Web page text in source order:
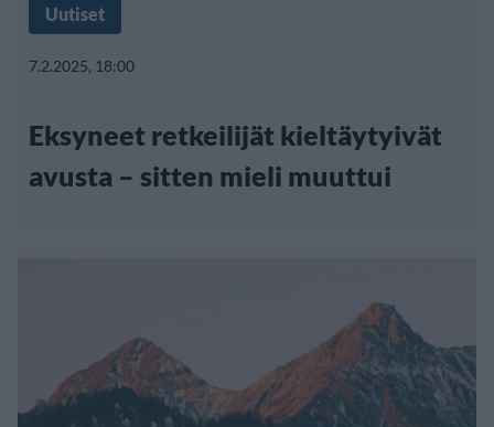
Uutiset
7.2.2025, 18:00
Eksyneet retkeilijät kieltäytyivät
avusta – sitten mieli muuttui